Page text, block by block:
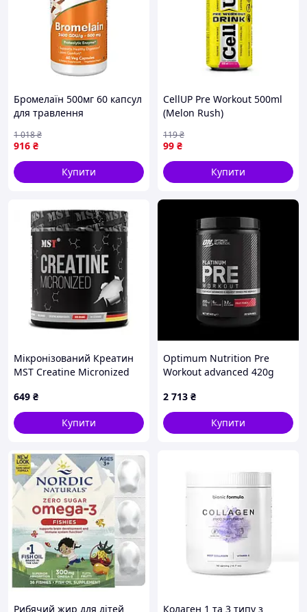
Бромелаїн 500мг 60 капсул
для травлення
для суглобів та м'язів
(550799)
916 ₴
1 018₴
Купити
CellUP Pre Workout 500ml
(Melon Rush)
99 ₴
119₴
Купити
Мікронізований Креатин
MST Creatine Micronized
01)
649 ₴
Купити
Optimum Nutrition Pre
Workout advanced 420g
БАДи
2 713 ₴
Купити
Рибячий жир для дітей
Колаген 1 та 3 типу з